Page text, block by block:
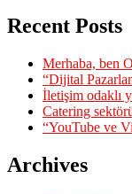
Recent Posts
Merhaba, ben
“Dijital
İletişim odaklı
Catering
“YouTube ve
Archives